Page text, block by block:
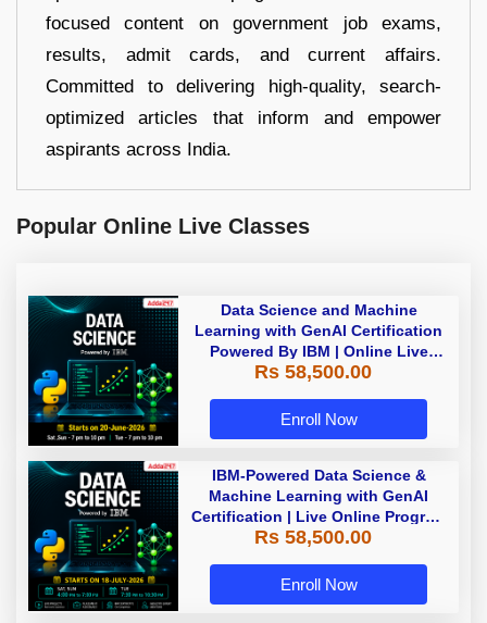
focused content on government job exams,
results, admit cards, and current affairs.
Committed to delivering high-quality, search-
optimized articles that inform and empower
aspirants across India.
Popular Online Live Classes
Data Science and Machine
Learning with GenAI Certification
Powered By IBM | Online Live
Classes
Rs 58,500.00
Enroll Now
IBM-Powered Data Science &
Machine Learning with GenAI
Certification | Live Online Program
| Starting 18 July 2026
Rs 58,500.00
Enroll Now